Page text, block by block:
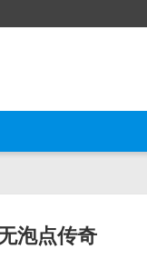
泡点传奇